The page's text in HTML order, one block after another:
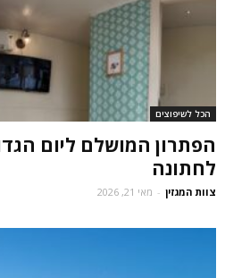
הכל לשיפוצים
הפתרון המושלם ליום
לחתונה
צוות המגזין - מאי 21, 2026